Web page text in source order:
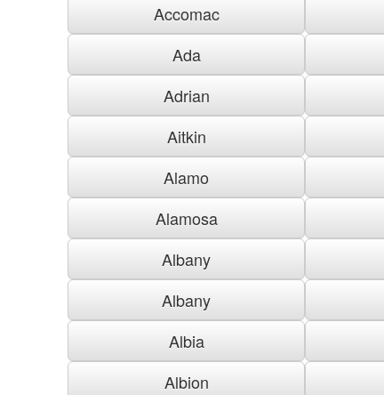
Accomac
Ada
Adrian
Aitkin
Alamo
Alamosa
Albany
Albany
Albia
Albion